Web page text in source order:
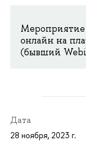
Мероприятие
онлайн на
(бывший
Дата
28 ноября, 2023 г.